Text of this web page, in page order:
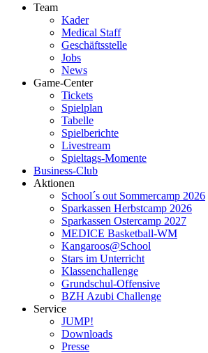
Team
Kader
Medical Staff
Geschäftsstelle
Jobs
News
Game-Center
Tickets
Spielplan
Tabelle
Spielberichte
Livestream
Spieltags-Momente
Business-Club
Aktionen
School´s out Sommercamp 2026
Sparkassen Herbstcamp 2026
Sparkassen Ostercamp 2027
MEDICE Basketball-WM
Kangaroos@School
Stars im Unterricht
Klassenchallenge
Grundschul-Offensive
BZH Azubi Challenge
Service
JUMP!
Downloads
Presse